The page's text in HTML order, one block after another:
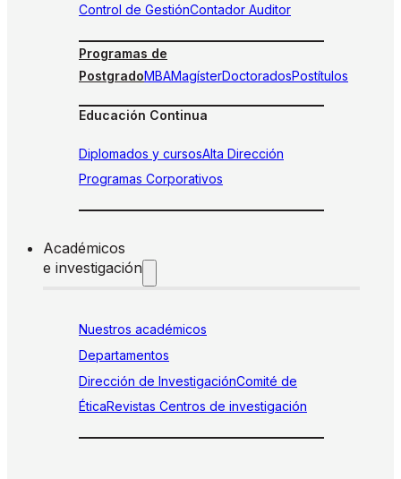
Control de GestiónContador Auditor
Programas de
PostgradoMBAMagísterDoctoradosPostítulos
Educación Continua
Diplomados y cursosAlta Dirección
Programas Corporativos
Académicos
e investigación
Nuestros académicos
Departamentos
Dirección de InvestigaciónComité de
ÉticaRevistas Centros de investigación